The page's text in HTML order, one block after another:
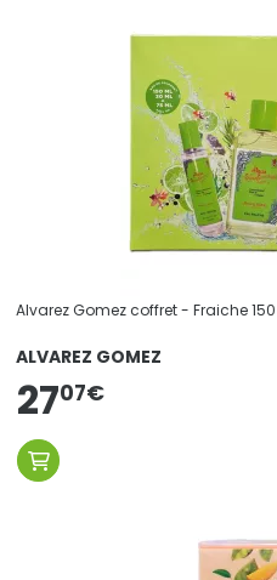
Alvarez Gomez coffret - Fraiche
ALVAREZ GOMEZ
2707€